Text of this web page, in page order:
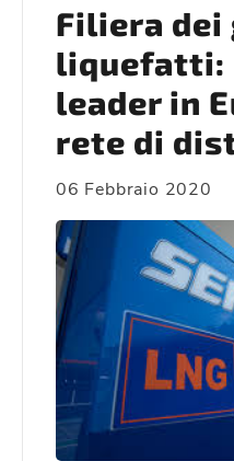
Filiera dei
liquefatti:
leader in
rete di
06 Febbraio 2020